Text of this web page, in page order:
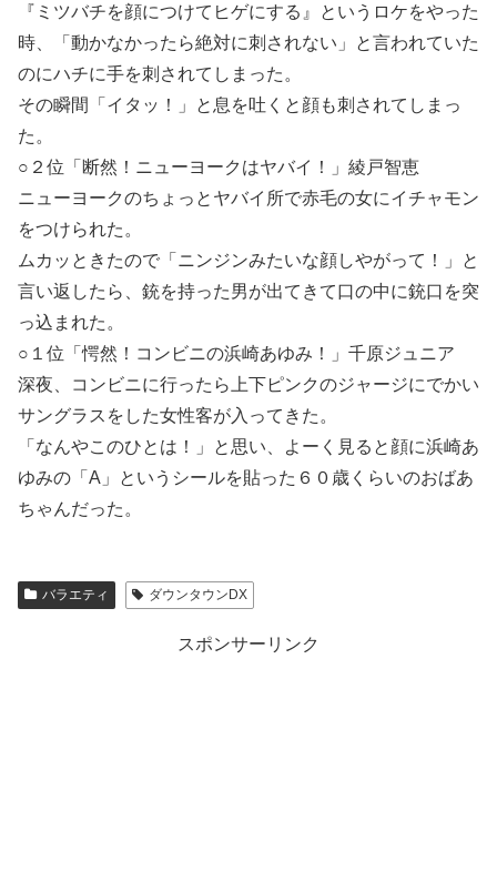
『ミツバチを顔につけてヒゲにする』というロケをやった
時、「動かなかったら絶対に刺されない」と言われていた
のにハチに手を刺されてしまった。
その瞬間「イタッ！」と息を吐くと顔も刺されてしまっ
た。
○２位「断然！ニューヨークはヤバイ！」綾戸智恵
ニューヨークのちょっとヤバイ所で赤毛の女にイチャモン
をつけられた。
ムカッときたので「ニンジンみたいな顔しやがって！」と
言い返したら、銃を持った男が出てきて口の中に銃口を突
っ込まれた。
○１位「愕然！ コンビニの浜崎あゆみ ！」千原ジュニア
深夜、コンビニに行ったら上下ピンクのジャージにでかい
サングラスをした女性客が入ってきた。
「なんやこのひとは！」と思い、よーく見ると顔に浜崎あ
ゆみの「A」というシールを貼った６０歳くらいのおばあ
ちゃんだった。
バラエティ ダウンタウンDX
スポンサーリンク